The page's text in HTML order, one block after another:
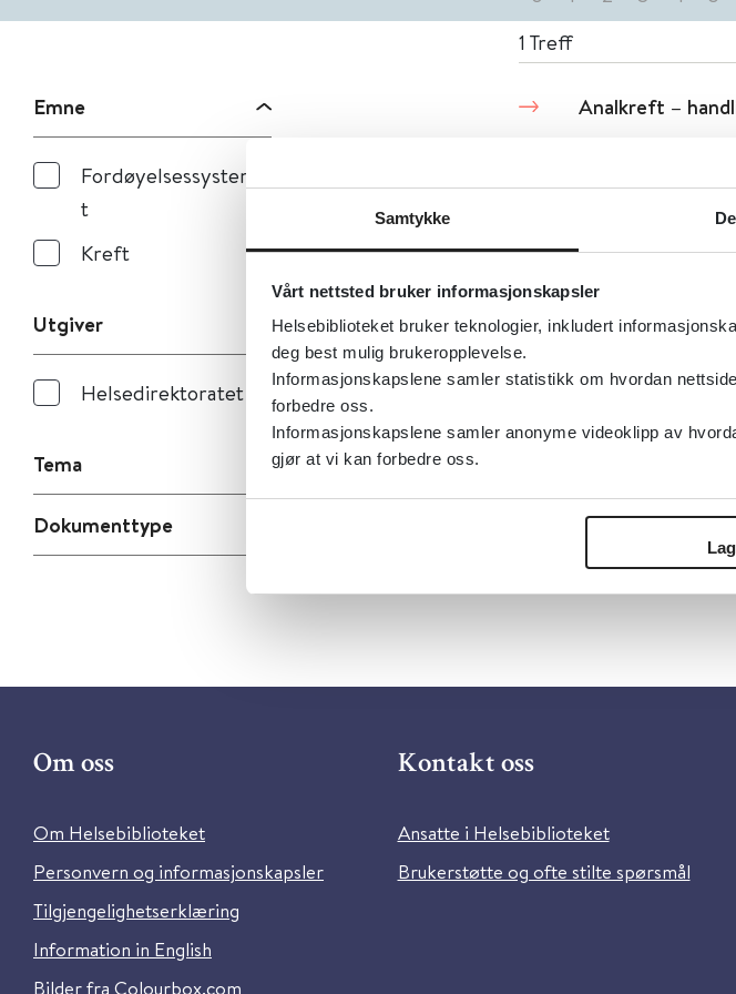
Samtykke
Vårt nettsted bruker informasjonskapsler
Helsebiblioteket bruker teknologier, inkludert
deg best mulig brukeropplevelse.
Informasjonskapslene samler statistikk om hvordan
forbedre oss.
Informasjonskapslene samler anonyme videoklipp av
gjør at vi kan forbedre oss.
Emne
Fordøyelsessysteme
t
Kreft
Utgiver
Helsedirektoratet
Tema
Dokumenttype
1 Treff
Analkreft –
Om oss
Om Helsebiblioteket
Personvern og informasjonskapsler
Tilgjengelighetserklæring
Information in English
Bilder fra Colourbox.com
Kontakt oss
Ansatte i Helsebiblioteket
Brukerstøtte og ofte stilte spørsmål